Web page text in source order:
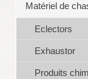
Matériel de
Eclectors
Exhaustor
Produits